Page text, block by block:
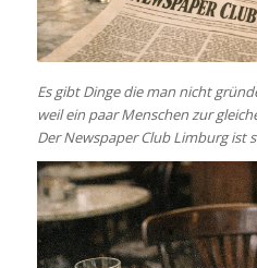
Es gibt Dinge die man nicht
weil ein paar Menschen zur
Der Newspaper Club Limburg ist